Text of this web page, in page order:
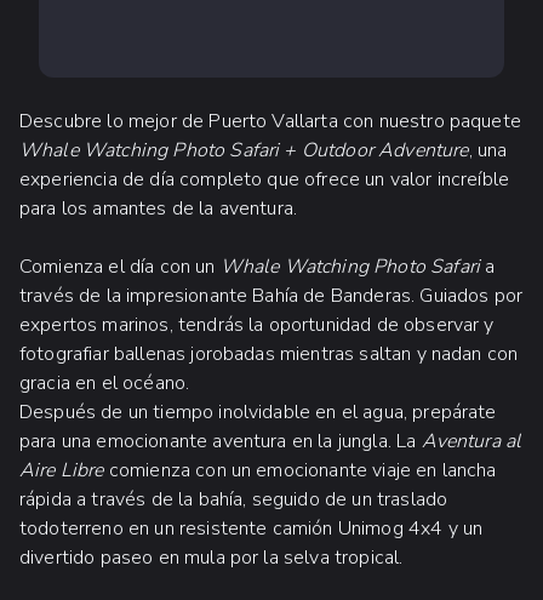
Descubre lo mejor de Puerto Vallarta con nuestro paquete
Whale Watching Photo Safari + Outdoor Adventure, una
experiencia de día completo que ofrece un valor increíble
para los amantes de la aventura.
Comienza el día con un Whale Watching Photo Safaria
través de la impresionante Bahía de Banderas. Guiados por
expertos marinos, tendrás la oportunidad de observar y
fotografiar ballenas jorobadas mientras saltan y nadan con
gracia en el océano.
Después de un tiempo inolvidable en el agua, prepárate
para una emocionante aventura en la jungla. La Aventura al
Aire Librecomienza con un emocionante viaje en lancha
rápida a través de la bahía, seguido de un traslado
todoterreno en un resistente camión Unimog 4x4 y un
divertido paseo en mula por la selva tropical.